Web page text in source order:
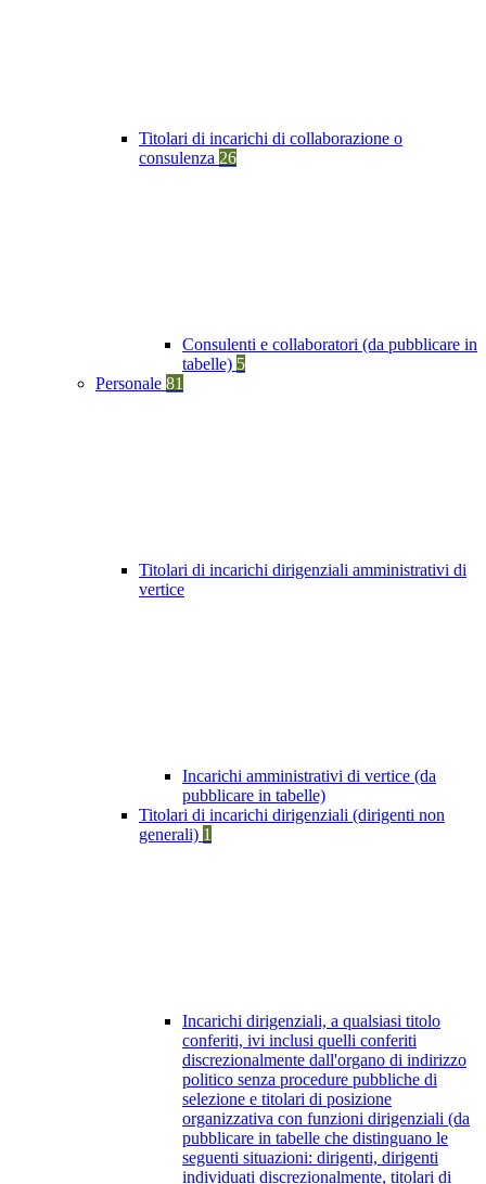
Titolari di incarichi di collaborazione o
consulenza 26
Consulenti e collaboratori (da pubblicare in
tabelle) 5
Personale 81
Titolari di incarichi dirigenziali amministrativi di
vertice
Incarichi amministrativi di vertice (da
pubblicare in tabelle)
Titolari di incarichi dirigenziali (dirigenti non
generali) 1
Incarichi dirigenziali, a qualsiasi titolo
conferiti, ivi inclusi quelli conferiti
discrezionalmente dall'organo di indirizzo
politico senza procedure pubbliche di
selezione e titolari di posizione
organizzativa con funzioni dirigenziali (da
pubblicare in tabelle che distinguano le
seguenti situazioni: dirigenti, dirigenti
individuati discrezionalmente, titolari di